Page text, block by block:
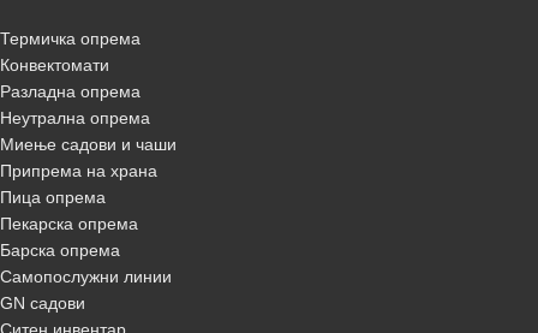
Термичка опрема
Конвектомати
Разладна опрема
Неутрална опрема
Миење садови и чаши
Припрема на храна
Пица опрема
Пекарска опрема
Барска опрема
Самопослужни линии
GN садови